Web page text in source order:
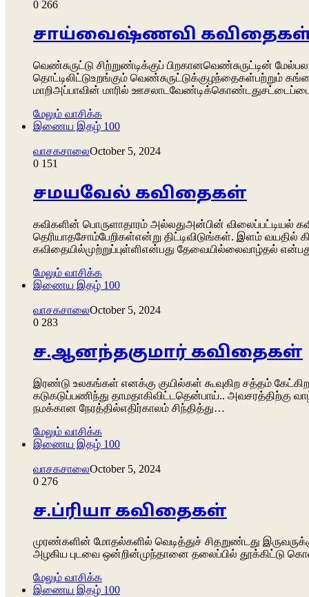
0 266
சாய்வைஷ்ணவி
வெண்சுருட்டு சிற்றுண்டிக்குப் பிறகானவெண்சுருட்டின்
தொட்டிலிட்டுஉறங்கும் வெண்சுருட்டுக்குழந்தைகள்பற்றும்
மாறிஅப்பாவின் மாரில்
மேலும் வாசிக்க
இணைய இதழ் 100
வாசகசாலைOctober 5, 2024
0 151
சமயவேல் கவிதைகள்
கவிகளின் பொருளாதாரம் அல்லதுஅன்பின் விலைப்பட்டியல்
தெரியாதசோம்பேறிகள்என்று திட்டிவிடுங்கள். இளம்
கவிதையில்முற்றுப்புள்ளிஎன்பது தேவையில்லைவாழ்தல்
மேலும் வாசிக்க
இணைய இதழ் 100
வாசகசாலைOctober 5, 2024
0 283
ச.ஆனந்தகுமார் கவிதைகள்
இரண்டு உலகங்கள் எனக்கு குயில்கள் கூவுகிற சத்தம்
கடுகடுப்பணிந்து தாமதாகிவிட்டதென்பாய்.. அவசரத்திற்கு
நமக்கான நேரத்தில்எதிர்காலம் சிந்தித்து…
மேலும் வாசிக்க
இணைய இதழ் 100
வாசகசாலைOctober 5, 2024
0 276
ச.ப்ரியா கவிதைகள்
முரண்களின் மோதல்களில் வெடித்துச் சிதறுண்டது
அழகிய புடவை ஒன்றின்முந்தானை தலைப்பில்
மேலும் வாசிக்க
இணைய இதழ் 100